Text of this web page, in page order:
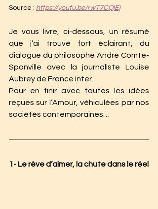
Source : https://youtu.be/rwT7CQlEj
Je vous livre, ci-dessous, un résumé
que j’ai trouvé fort éclairant, du
dialogue du philosophe André Comte-
Sponville avec la journaliste Louise
Aubrey de France Inter.
Pour en finir avec toutes les idées
reçues sur l’Amour, véhiculées par nos
sociétés contemporaines…
1- Le rêve d’aimer, la chute dans le réel